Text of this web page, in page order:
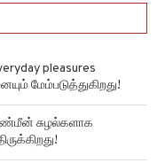
pleasures
மேம்படுத்துகிறது!
சுழல்களாக